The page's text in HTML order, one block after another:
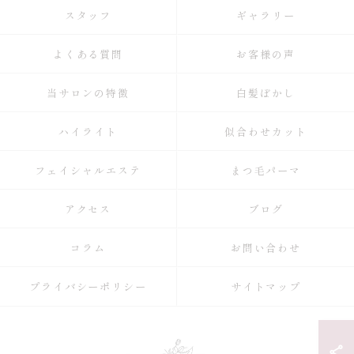
スタッフ ギャラリー
よくある質問 お客様の声
当サロンの特徴 白髪ぼかし
ハイライト 似合わせカット
フェイシャルエステ まつ毛パーマ
アクセス ブログ
コラム お問い合わせ
プライバシーポリシー サイトマップ